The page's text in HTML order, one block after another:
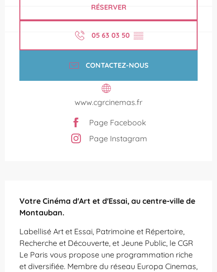
RÉSERVER
05 63 03 50 ▒▒
CONTACTEZ-NOUS
www.cgrcinemas.fr
Page Facebook
Page Instagram
Votre Cinéma d'Art et d'Essai, au centre-ville de
Montauban.
Labellisé Art et Essai, Patrimoine et Répertoire,
Recherche et Découverte, et Jeune Public, le CGR
Le Paris vous propose une programmation riche
et diversifiée. Membre du réseau Europa Cinemas,